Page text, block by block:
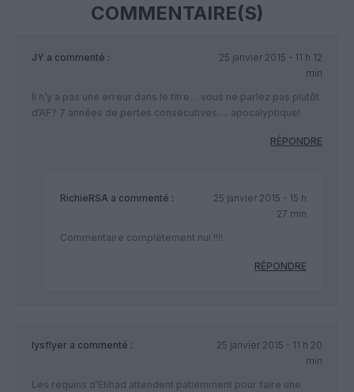
COMMENTAIRE(S)
JY a commenté :
25 janvier 2015 - 11 h 12
min
Il n’y a pas une erreur dans le titre… vous ne parlez pas plutôt
d’AF? 7 années de pertes consécutives…. apocalyptique!
RÉPONDRE
RichieRSA a commenté :
25 janvier 2015 - 15 h
27 min
Commentaire complètement nul !!!!
RÉPONDRE
lysflyer a commenté :
25 janvier 2015 - 11 h 20
min
Les requins d’Etihad attendent patiemment pour faire une